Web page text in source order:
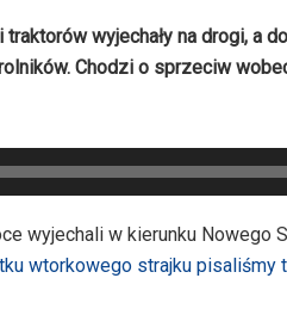
wyjechały na drogi, a
Chodzi o sprzeciw
wyjechali w kierunku Nowego
wtorkowego strajku pisaliśmy